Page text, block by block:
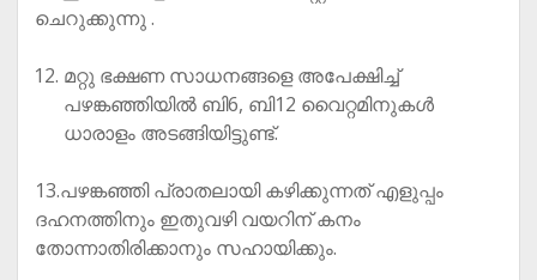
ചെറുക്കുന്നു .
മറ്റു ഭക്ഷണ സാധനങ്ങളെ അപേക്ഷിച്ച്
പഴങ്കഞ്ഞിയിൽ ബി6, ബി12 വൈറ്റമിനുകള്‍
ധാരാളം അടങ്ങിയിട്ടുണ്ട്.
13.പഴങ്കഞ്ഞി പ്രാതലായി കഴിക്കുന്നത് എളുപ്പം
ദഹനത്തിനും ഇതുവഴി വയറിന് കനം
തോന്നാതിരിക്കാനും സഹായിക്കും.